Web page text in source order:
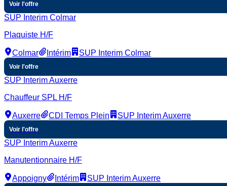
Voir l'offre
SUP Interim Colmar
Plaquiste H/F
Colmar Intérim SUP Interim Colmar
Voir l'offre
SUP Interim Auxerre
Chauffeur SPL H/F
Auxerre CDI Temps Plein SUP Interim Auxerre
Voir l'offre
SUP Interim Auxerre
Manutentionnaire H/F
Appoigny Intérim SUP Interim Auxerre